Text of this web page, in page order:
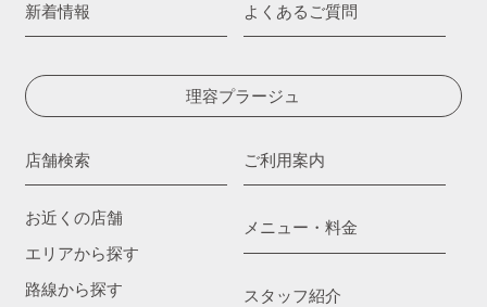
新着情報 よくあるご質問
理容プラージュ
店舗検索
お近くの店舗
エリアから探す
路線から探す
ご利用案内
メニュー・料金
スタッフ紹介